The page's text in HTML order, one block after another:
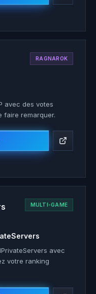
RAGNAROK
avec des votes
faire remarquer.
MULTI-GAME
avec
votre ranking